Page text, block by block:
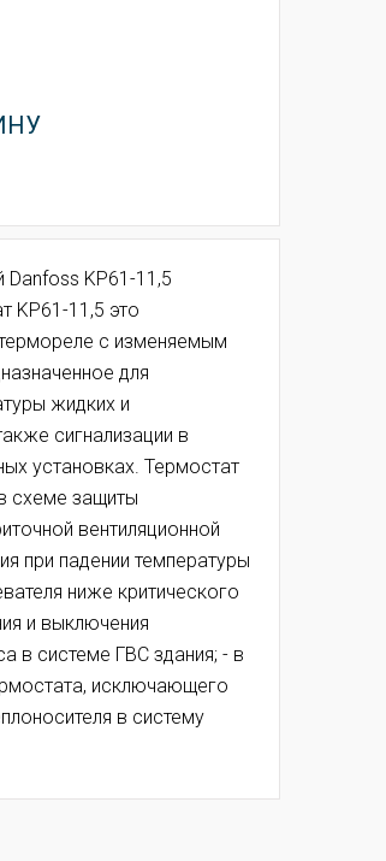
Danfoss KP61-11,5
KP61-11,5 это
с изменяемым
для
жидких и
сигнализации в
установках. Термостат
схеме защиты
вентиляционной
при падении температуры
ниже критического
и выключения
в системе ГВС здания; - в
исключающего
в систему